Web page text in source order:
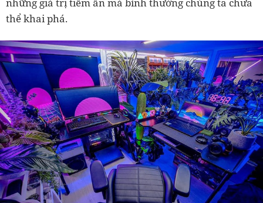
thể khai phá.